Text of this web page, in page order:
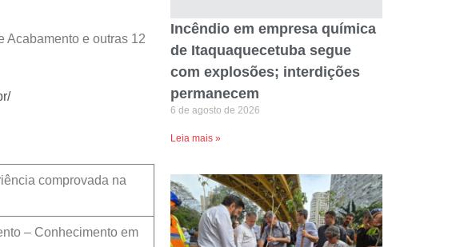
Acabamento e outras 12
comprovada na
– Conhecimento em
Incêndio em empresa química
de Itaquaquecetuba segue
com explosões; interdições
permanecem
6 de agosto de 2026
Leia mais »